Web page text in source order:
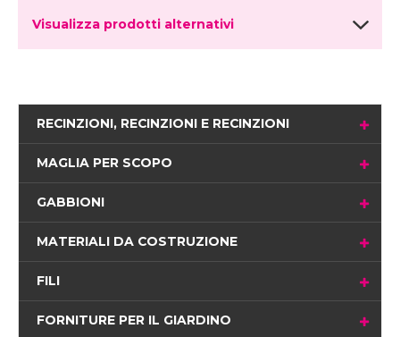
Visualizza prodotti alternativi
RECINZIONI, RECINZIONI E RECINZIONI
MAGLIA PER SCOPO
GABBIONI
MATERIALI DA COSTRUZIONE
FILI
FORNITURE PER IL GIARDINO